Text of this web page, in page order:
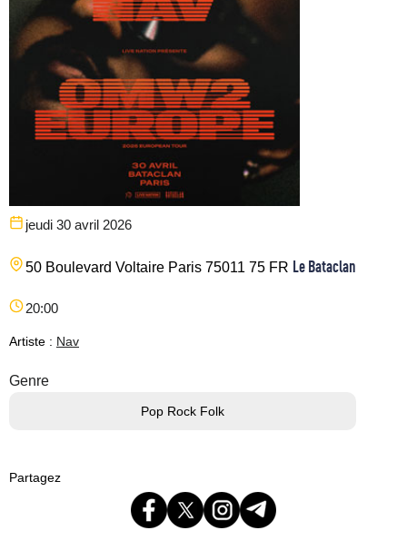
jeudi 30 avril 2026
50 Boulevard Voltaire Paris 75011 75 FR Le Bataclan
20:00
Artiste : Nav
Genre
Pop Rock Folk
Partagez